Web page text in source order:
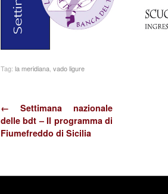
Tag: la meridiana vado ligure
← Settimana nazionale
delle bdt – Il programma di
Fiumefreddo di Sicilia